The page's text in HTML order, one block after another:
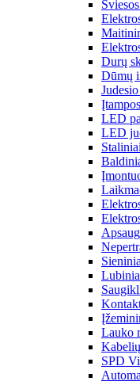
Durų
Dūmų
LED
LED
Lauko
SPD